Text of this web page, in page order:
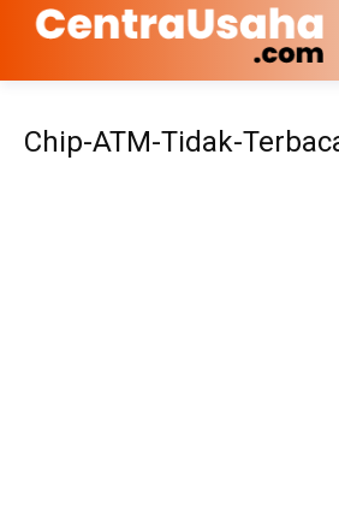
Chip-ATM-Tidak-